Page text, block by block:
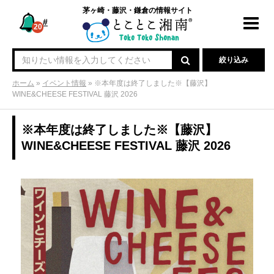
#
20
茅ヶ崎・藤沢・鎌倉の情報サイト
絞り込み
ホーム » イベント情報 » ※本年度は終了しました※【藤沢】
WINE&CHEESE FESTIVAL 藤沢 2026
※本年度は終了しました※【藤沢】
WINE&CHEESE FESTIVAL 藤沢 2026